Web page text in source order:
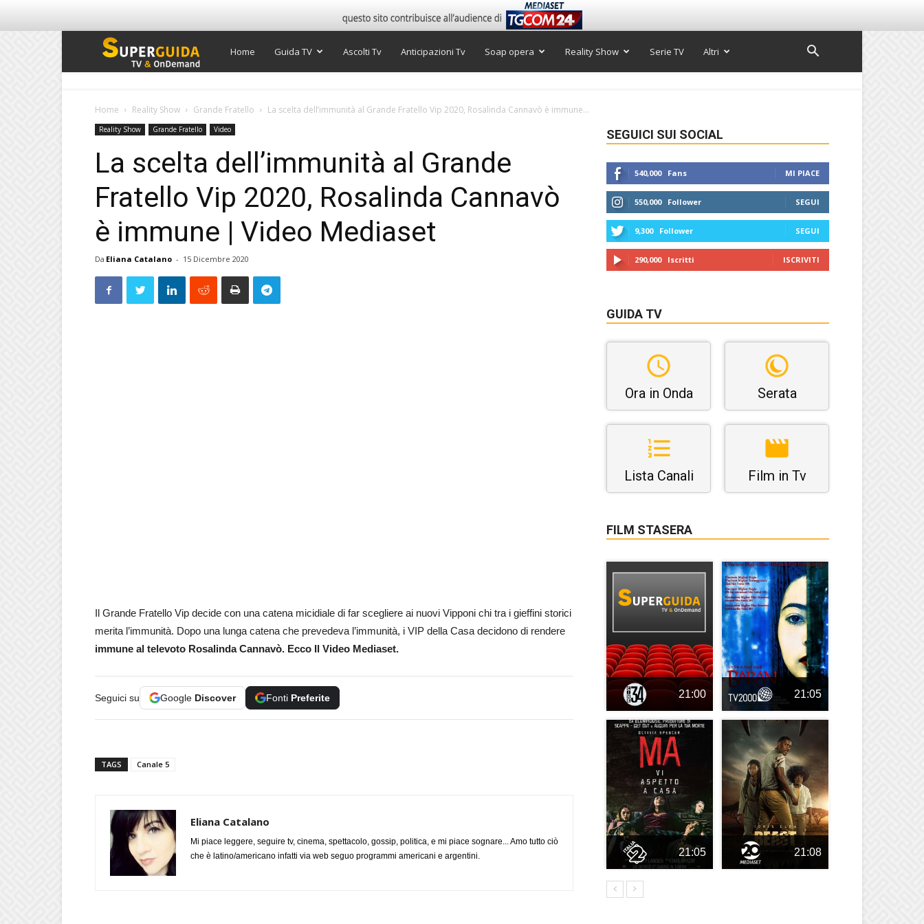
Super
TV
Home Guida TV Ascolti Tv Anticipazioni Tv Soap opera Reality Show Serie TV Altri
Home Reality Show Grande Fratello La scelta dell’immunità al Grande Fratello Vip 2020, Rosalinda Cannavò è immune...
Reality Show Grande Fratello Video
La scelta dell’immunità al Grande
Fratello Vip 2020, Rosalinda Cannavò
è immune | Video Mediaset
Da Eliana Catalano - 15 Dicembre 2020
Il Grande Fratello Vip decide con una catena micidiale di far scegliere ai nuovi Vipponi chi tra i gieffini storici
merita l’immunità. Dopo una lunga catena che prevedeva l’immunità, i VIP della Casa decidono di rendere
immune al televoto Rosalinda Cannavò. Ecco Il Video Mediaset.
Seguici su Google Discover Fonti Preferite
TAGS Canale 5
Eliana Catalano
Mi piace leggere, seguire tv, cinema, spettacolo, gossip, politica, e mi piace sognare... Amo tutto ciò
che è latino/americano infatti via web seguo programmi americani e argentini.
SEGUICI SUI SOCIAL
540,000 Fans MI PIACE
550,000 Follower SEGUI
9,300 Follower SEGUI
290,000 Iscritti ISCRIVITI
GUIDA TV
Ora in Onda Serata
Lista Canali Film in Tv
FILM STASERA
21:00 21:05
21:05 21:08